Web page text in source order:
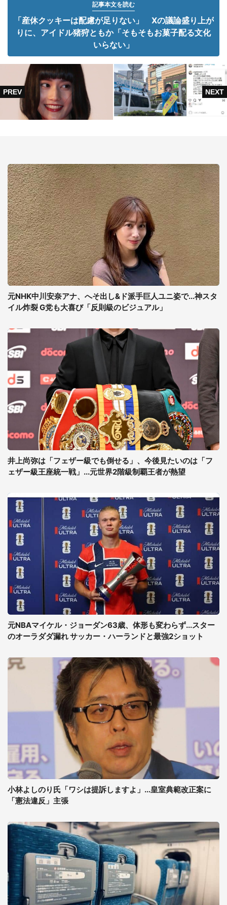
記事本文を読む
「産休クッキーは配慮が足りない」 Xの議論盛り上が
りに、アイドル猪狩ともか「そもそもお菓子配る文化
いらない」
元NHK中川安奈アナ、へそ出し&ド派手巨人ユニ姿で...神スタ
イル炸裂 G党も大喜び「反則級のビジュアル」
井上尚弥は「フェザー級でも倒せる」、今後見たいのは「フ
ェザー級王座統一戦」...元世界2階級制覇王者が熱望
元NBAマイケル・ジョーダン63歳、体形も変わらず...スター
のオーラダダ漏れ サッカー・ハーランドと最強2ショット
小林よしのり氏「ワシは提訴しますよ」...皇室典範改正案に
「憲法違反」主張